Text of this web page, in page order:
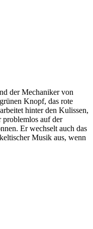
der Mechaniker von
Knopf, das rote
hinter den Kulissen,
problemlos auf der
Er wechselt auch das
Musik aus, wenn